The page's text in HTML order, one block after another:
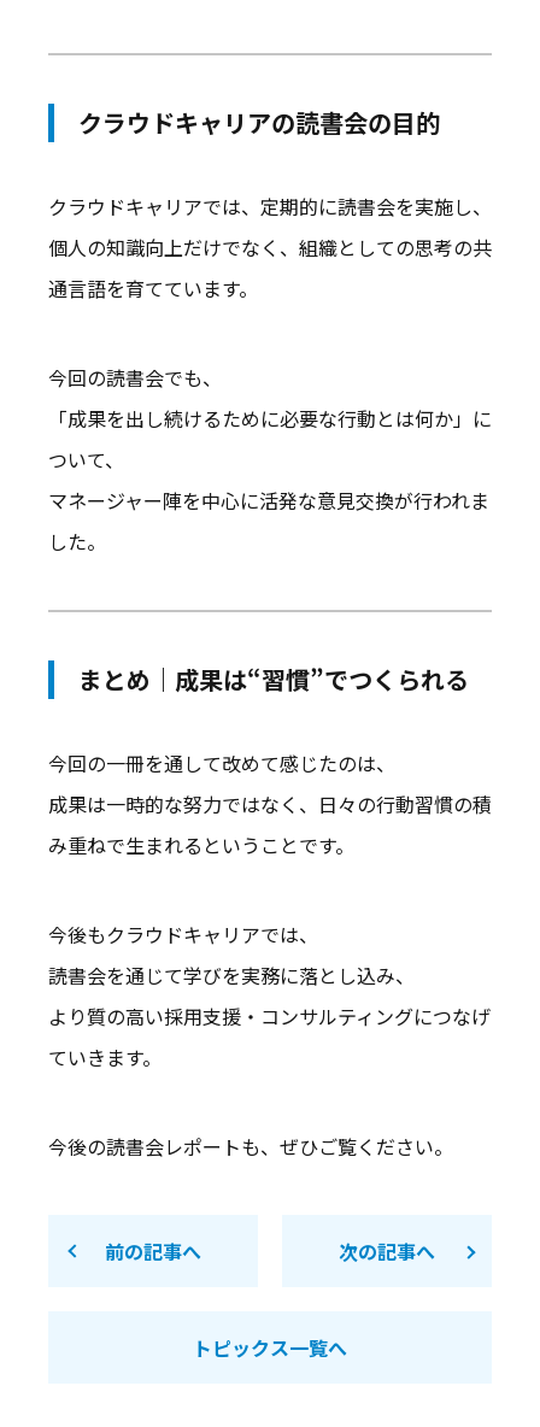
クラウドキャリアの読書会の目的
クラウドキャリアでは、定期的に読書会を実施し、
個人の知識向上だけでなく、組織としての思考の共
通言語を育てています。
今回の読書会でも、
「成果を出し続けるために必要な行動とは何か」に
ついて、
マネージャー陣を中心に活発な意見交換が行われま
した。
まとめ｜成果は“習慣”でつくられる
今回の一冊を通して改めて感じたのは、
成果は一時的な努力ではなく、日々の行動習慣の積
み重ねで生まれるということです。
今後もクラウドキャリアでは、
読書会を通じて学びを実務に落とし込み、
より質の高い採用支援・コンサルティングにつなげ
ていきます。
今後の読書会レポートも、ぜひご覧ください。
前の記事へ
トピックス一覧へ
次の記事へ